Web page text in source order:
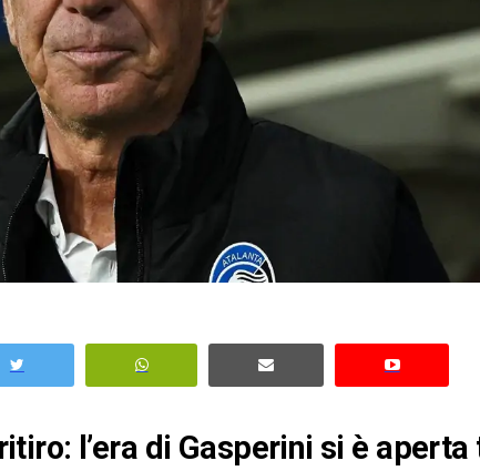
l’era di Gasperini si è aperta